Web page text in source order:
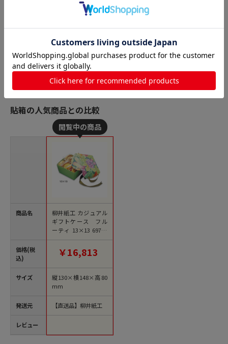
貼箱の人気商品との比較
商品名
価格(税
込)
サイズ
発送元
レビュー
柳井紙工 カジュアル
ギフトケース フル
ーティ 13×13 69712
100組/束（ご注文単
￥16,813
縦130×横148×高80
mm
【直送品】柳井紙工